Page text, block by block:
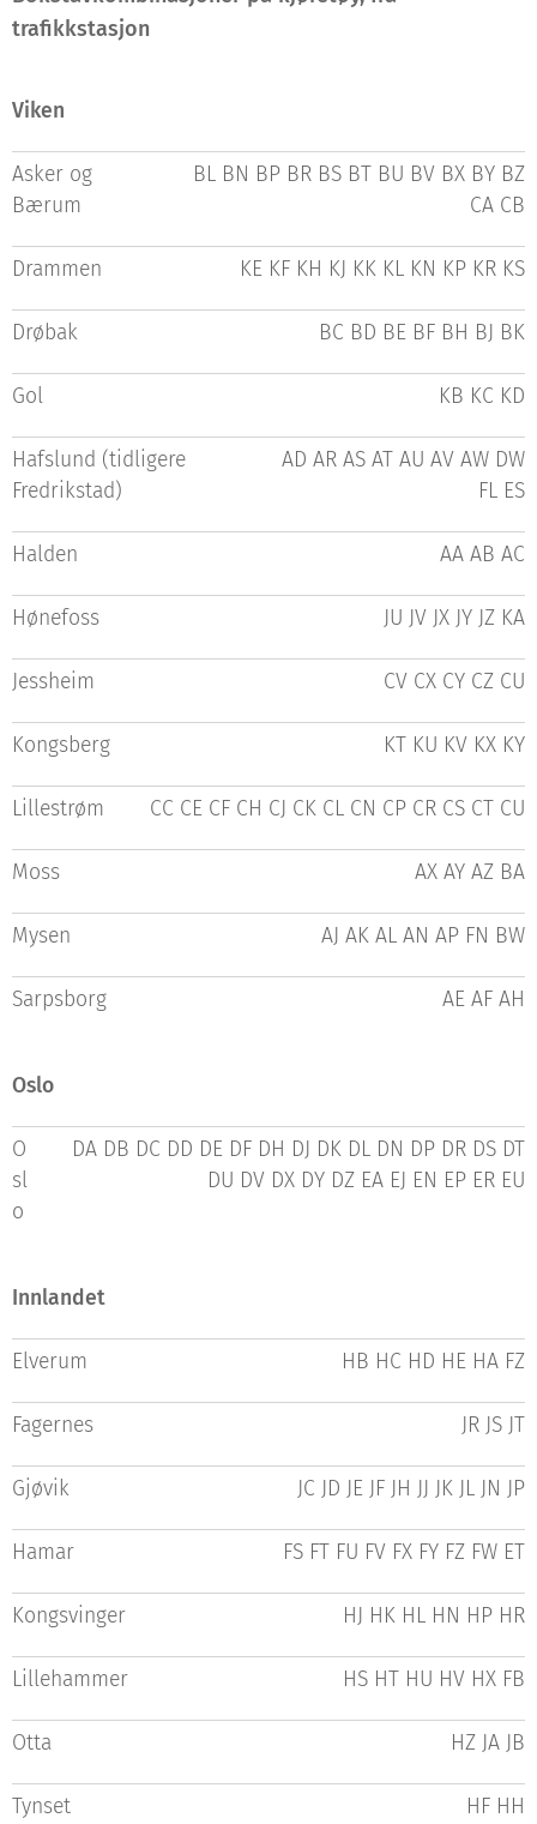
trafikkstasjon
Viken
Asker og
Bærum
BL BN BP BR BS BT BU BV BX BY BZ
CA CB
Drammen KE KF KH KJ KK KL KN KP KR KS
Drøbak BC BD BE BF BH BJ BK
Gol KB KC KD
Hafslund (tidligere
Fredrikstad)
AD AR AS AT AU AV AW DW
FL ES
Halden AA AB AC
Hønefoss JU JV JX JY JZ KA
Jessheim CV CX CY CZ CU
Kongsberg KT KU KV KX KY
Lillestrøm CC CE CF CH CJ CK CL CN CP CR CS CT CU
Moss AX AY AZ BA
Mysen AJ AK AL AN AP FN BW
Sarpsborg AE AF AH
Oslo
O
sl
o
DA DB DC DD DE DF DH DJ DK DL DN DP DR DS DT
DU DV DX DY DZ EA EJ EN EP ER EU
Innlandet
Elverum HB HC HD HE HA FZ
Fagernes JR JS JT
Gjøvik JC JD JE JF JH JJ JK JL JN JP
Hamar FS FT FU FV FX FY FZ FW ET
Kongsvinger HJ HK HL HN HP HR
Lillehammer HS HT HU HV HX FB
Otta HZ JA JB
Tynset HF HH